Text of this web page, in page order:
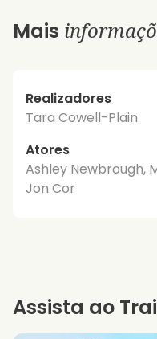
Mais
Realizadores
Tara Cowell-Plain
Atores
Ashley Newbrough,
Jon Cor
Assista ao